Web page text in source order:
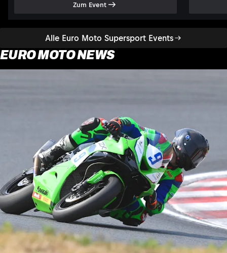
Alle Euro Moto Supersport Events
Zum Event
EURO MOTO NEWS